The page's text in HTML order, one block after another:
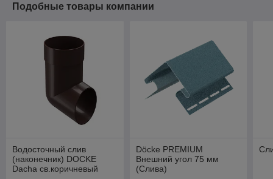
Подобные товары компании
Водосточный слив
(наконечник) DOCKE
Dacha св.коричневый
Döcke PREMIUM
Внешний угол 75 мм
(Слива)